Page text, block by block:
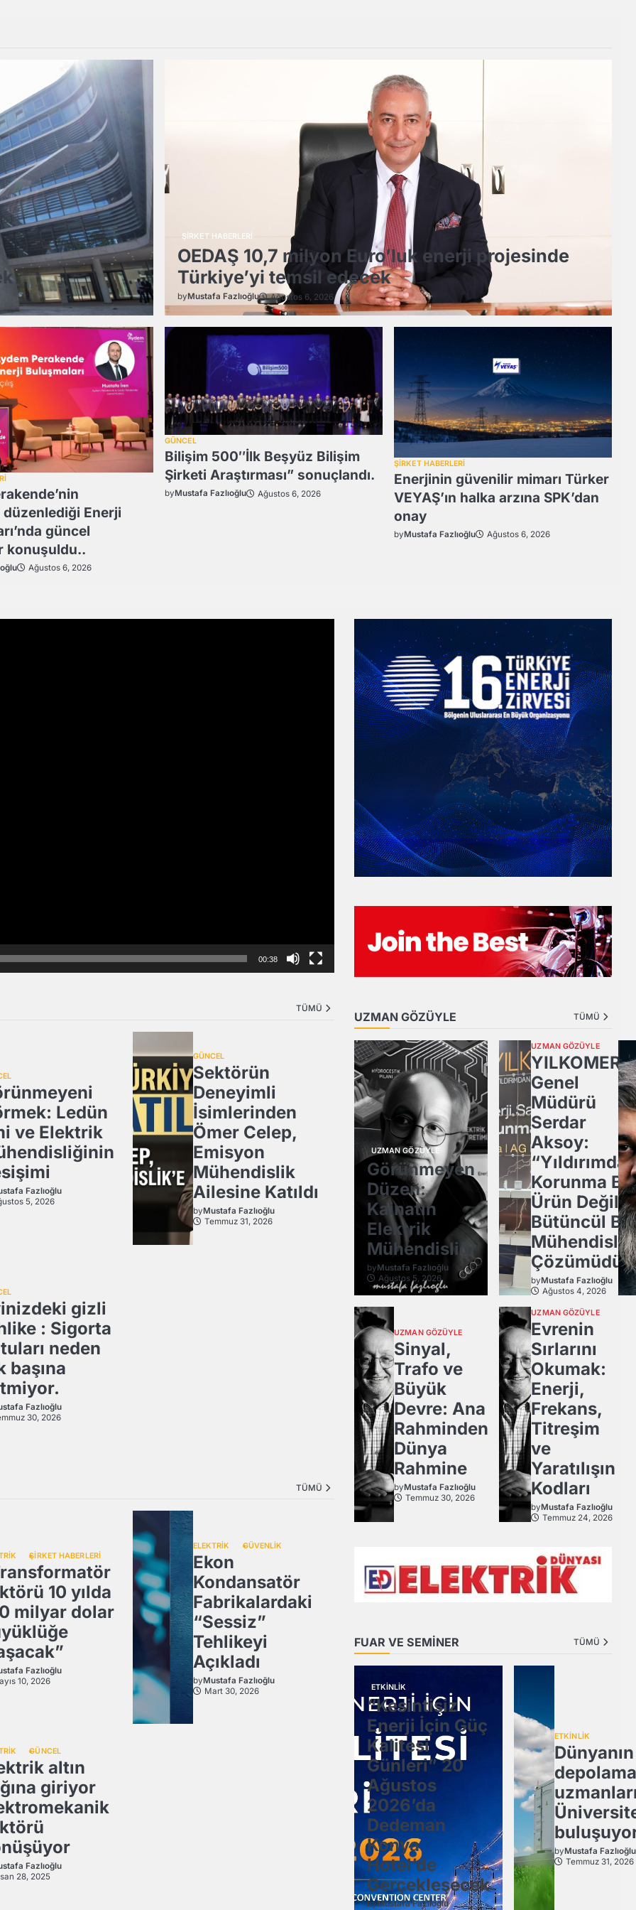
ŞİRKET HABERLERİ
OEDAŞ 10,7 milyon Euro’luk enerji projesinde
Türkiye’yi temsil edecek
byMustafa Fazlıoğlu Ağustos 6, 2026
düzenlediği Enerji
güncel
konuşuldu..
Ağustos 6, 2026
GÜNCEL
Bilişim 500″İlk Beşyüz Bilişim
Şirketi Araştırması” sonuçlandı.
byMustafa Fazlıoğlu Ağustos 6, 2026
ŞİRKET HABERLERİ
Enerjinin güvenilir mimarı Türker
VEYAŞ’ın halka arzına SPK’dan
onay
byMustafa Fazlıoğlu Ağustos 6, 2026
00:38
TÜMÜ
Ledün
ve Elektrik
Fazlıoğlu
5, 2026
GÜNCEL
Sektörün
Deneyimli
İsimlerinden
Ömer Celep,
Emisyon
Mühendislik
Ailesine Katıldı
byMustafa Fazlıoğlu
Temmuz 31, 2026
gizli
: Sigorta
neden
başına
Fazlıoğlu
30, 2026
TÜMÜ
ŞİRKET HABERLERİ
10 yılda
milyar dolar
Fazlıoğlu
10, 2026
ELEKTRİK GÜVENLİK
Ekon
Kondansatör
Fabrikalardaki
“Sessiz”
Tehlikeyi
Açıkladı
byMustafa Fazlıoğlu
Mart 30, 2026
GÜNCEL
altın
giriyor
Fazlıoğlu
28, 2025
UZMAN GÖZÜYLE TÜMÜ
UZMAN GÖZÜYLE
Görünmeyen
Düzen:
Kainatın
Elektrik
Mühendisliği
byMustafa Fazlıoğlu
Ağustos 5, 2026
UZMAN GÖZÜYLE
YILKOMER
Genel
Müdürü
Serdar
Aksoy:
Korunma Bir
Ürün Değil,
Bütüncül Bir
Mühendislik
byMustafa Fazlıoğlu
Ağustos 4, 2026
UZMAN GÖZÜYLE
Sinyal,
Trafo ve
Büyük
Devre: Ana
Rahminden
Dünya
Rahmine
byMustafa Fazlıoğlu
Temmuz 30, 2026
UZMAN GÖZÜYLE
Evrenin
Sırlarını
Okumak:
Enerji,
Frekans,
Titreşim
ve
Yaratılışın
Kodları
byMustafa Fazlıoğlu
Temmuz 24, 2026
FUAR VE SEMİNER TÜMÜ
ETKİNLİK
“Kesintisiz
Enerji İçin Güç
Kalitesi
Günleri” 20
Ağustos
2026’da
Dedeman
Konya
Hotel’de
Gerçekleşecek
byMustafa Fazlıoğlu
ETKİNLİK
byMustafa Fazlıoğlu
Temmuz 31, 2026